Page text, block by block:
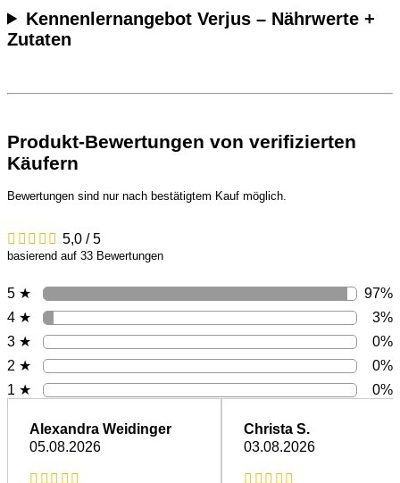
Kennenlern­angebot Verjus – Nährwerte +
Zutaten
Produkt-Bewertungen von verifizierten
Käufern
Bewertungen sind nur nach bestätigtem Kauf möglich.
5,0 / 5
basierend auf 33 Bewertungen
5 ★
97%
4 ★
3%
3 ★
0%
2 ★
0%
1 ★
0%
Alexandra Weidinger
05.08.2026
Christa S.
03.08.2026